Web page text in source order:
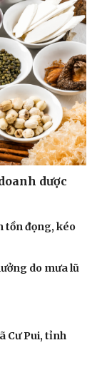
thời sự
dược
tồn đọng, kéo
do mưa lũ
Cư Pui, tỉnh